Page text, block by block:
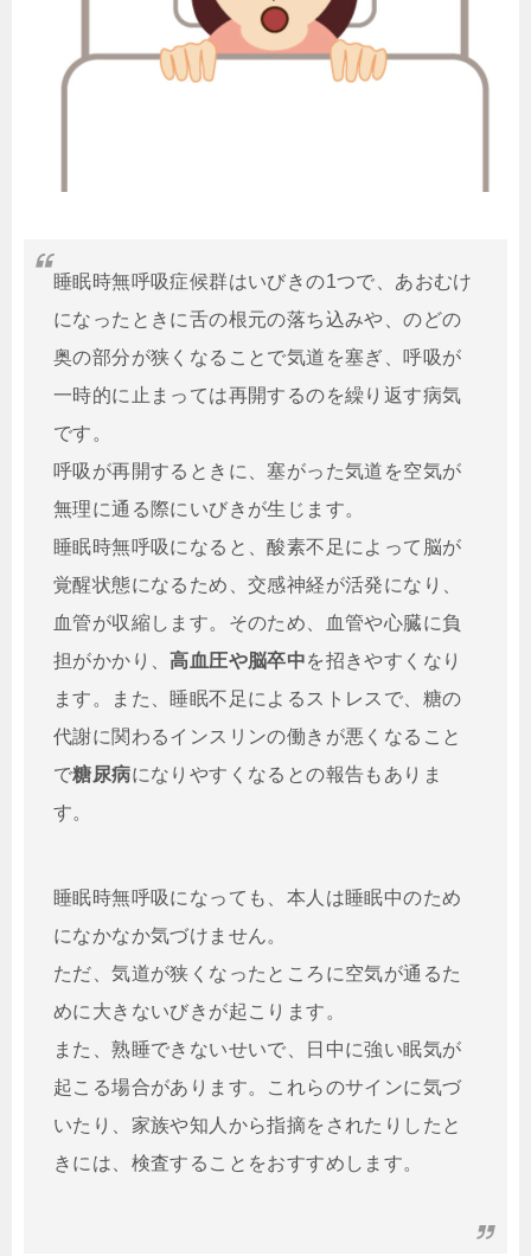
睡眠時無呼吸症候群はいびきの1つで、あおむけ
になったときに舌の根元の落ち込みや、のどの
奥の部分が狭くなることで気道を塞ぎ、呼吸が
一時的に止まっては再開するのを繰り返す病気
です。
呼吸が再開するときに、塞がった気道を空気が
無理に通る際にいびきが生じます。
睡眠時無呼吸になると、酸素不足によって脳が
覚醒状態になるため、交感神経が活発になり、
血管が収縮します。 そのため、血管や心臓に負
担がかかり、高血圧や脳卒中を招きやすくなり
ます。また、睡眠不足によるストレスで、糖の
代謝に関わるインスリンの働きが悪くなること
で糖尿病になりやすくなるとの報告もありま
す。
睡眠時無呼吸になっても、本人は睡眠中のため
になかなか気づけません。
ただ、気道が狭くなったところに空気が通るた
めに大きないびきが起こります。
また、熟睡できないせいで、日中に強い眠気が
起こる場合があります。これらのサインに気づ
いたり、家族や知人から指摘をされたりしたと
きには、検査することをおすすめします。